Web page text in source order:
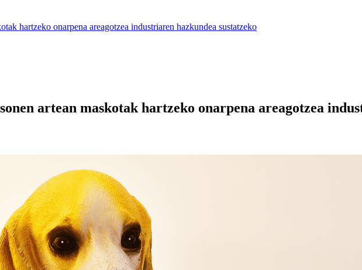
hartzeko onarpena areagotzea industriaren hazkundea sustatzeko
artean maskotak hartzeko onarpena areagotzea